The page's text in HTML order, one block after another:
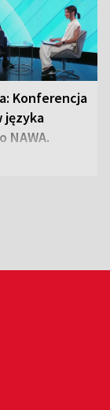
Konferencja
języka
NAWA.
Wojciech